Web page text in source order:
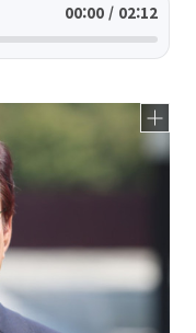
00:00 / 02:12